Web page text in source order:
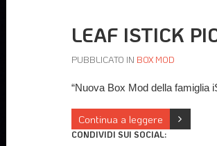
LEAF ISTICK
PUBBLICATO IN BOX MOD
“Nuova Box Mod della famiglia
Continua a leggere
CONDIVIDI SUI SOCIAL: